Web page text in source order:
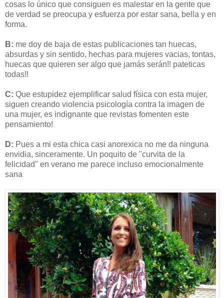
cosas lo único que consiguen es malestar en la gente que
de verdad se preocupa y esfuerza por estar sana, bella y en
forma.
B: me doy de baja de estas publicaciones tan huecas,
absurdas y sin sentido, hechas para mujeres vacias, tontas,
huecas que quieren ser algo que jamás serán!! pateticas
todas!!
C: Que estupidez ejemplificar salud física con esta mujer,
siguen creando violencia psicología contra la imagen de
una mujer, es indignante que revistas fomenten este
pensamiento!
D: Pues a mi esta chica casi anorexica no me da ninguna
envidia, sinceramente. Un poquito de "curvita de la
felicidad" en verano me parece incluso emocionalmente
sana